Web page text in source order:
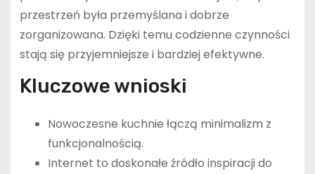
przestrzeń była przemyślana i dobrze
zorganizowana. Dzięki temu codzienne czynności
stają się przyjemniejsze i bardziej efektywne.
Kluczowe wnioski
Nowoczesne kuchnie łączą minimalizm z
funkcjonalnością.
Internet to doskonałe źródło inspiracji do